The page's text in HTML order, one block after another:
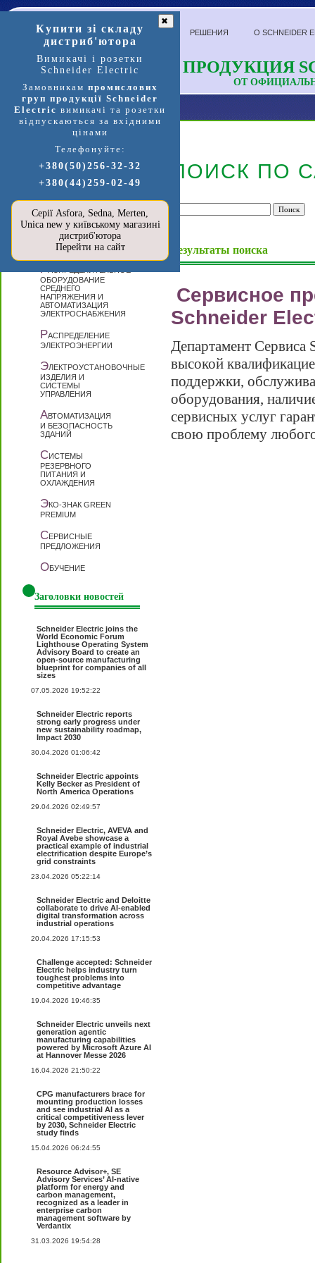
ПРОДУКЦИЯ
ОТ
РЕШЕНИЯ О SCHNEIDER
П
ЕРЕЙТИ В
МАГАЗИН
SCHNEIDER
ELECTRIC »»»
ВТОМАТИЗАЦИЯ
И УПРАВЛЕНИЕ
ОБОРУДОВАНИЕ
СРЕДНЕГО
НАПРЯЖЕНИЯ И
АВТОМАТИЗАЦИЯ
ЭЛЕКТРОСНАБЖЕНИЯ
РАСПРЕДЕЛЕНИЕ
ЭЛЕКТРОЭНЕРГИИ
ЭЛЕКТРОУСТАНОВОЧНЫЕ
ИЗДЕЛИЯ И
СИСТЕМЫ
УПРАВЛЕНИЯ
АВТОМАТИЗАЦИЯ
И БЕЗОПАСНОСТЬ
ЗДАНИЙ
СИСТЕМЫ
РЕЗЕРВНОГО
ПИТАНИЯ И
ОХЛАЖДЕНИЯ
ЭКО-ЗНАК GREEN
PREMIUM
СЕРВИСНЫЕ
ПРЕДЛОЖЕНИЯ
ОБУЧЕНИЕ
Заголовки новостей
Schneider Electric joins the
World Economic Forum
Lighthouse Operating System
Advisory Board to create an
open-source manufacturing
blueprint for companies of all
sizes
07.05.2026 19:52:22
Schneider Electric reports
strong early progress under
new sustainability roadmap,
Impact 2030
30.04.2026 01:06:42
Schneider Electric appoints
Kelly Becker as President of
North America Operations
29.04.2026 02:49:57
Schneider Electric, AVEVA and
Royal Avebe showcase a
practical example of industrial
electrification despite Europe’s
grid constraints
23.04.2026 05:22:14
Schneider Electric and Deloitte
collaborate to drive AI-enabled
digital transformation across
industrial operations
20.04.2026 17:15:53
Challenge accepted: Schneider
Electric helps industry turn
toughest problems into
competitive advantage
19.04.2026 19:46:35
Schneider Electric unveils next
generation agentic
manufacturing capabilities
powered by Microsoft Azure AI
at Hannover Messe 2026
16.04.2026 21:50:22
CPG manufacturers brace for
mounting production losses
and see industrial AI as a
critical competitiveness lever
by 2030, Schneider Electric
study finds
15.04.2026 06:24:55
Resource Advisor+, SE
Advisory Services’ AI-native
platform for energy and
carbon management,
recognized as a leader in
enterprise carbon
management software by
Verdantix
31.03.2026 19:54:28
ПОИСК ПО
Результаты поиска
Сервисное
Schneider
Департамент Сервиса
высокой
поддержки,
оборудования,
сервисных услуг
свою проблему
Купити зі складу
дистриб'ютора
Вимикачі і розетки
Schneider Electric
Замовникам промислових
груп продукції Schneider
Electric вимикачі та розетки
відпускаються за вхідними
цінами
Телефонуйте:
+380(50)256-32-32
+380(44)259-02-49
Серії Asfora, Sedna, Merten,
Unica new у київському магазині
дистриб'ютора
Перейти на сайт
✖